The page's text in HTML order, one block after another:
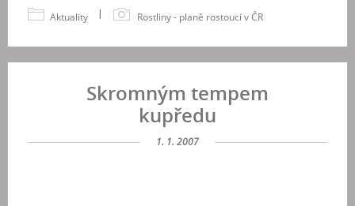
Aktuality | Rostliny - planě rostoucí v ČR
Skromným tempem
kupředu
1. 1. 2007